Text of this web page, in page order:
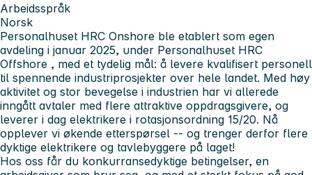
Arbeidsspråk
Norsk
Personalhuset HRC Onshore ble etablert som egen
avdeling i januar 2025, under Personalhuset HRC
Offshore , med et tydelig mål: å levere kvalifisert personell
til spennende industriprosjekter over hele landet. Med høy
aktivitet og stor bevegelse i industrien har vi allerede
inngått avtaler med flere attraktive oppdragsgivere, og
leverer i dag elektrikere i rotasjonsordning 15/20. Nå
opplever vi økende etterspørsel -- og trenger derfor flere
dyktige elektrikere og tavlebyggere på laget!
Hos oss får du konkurransedyktige betingelser, en